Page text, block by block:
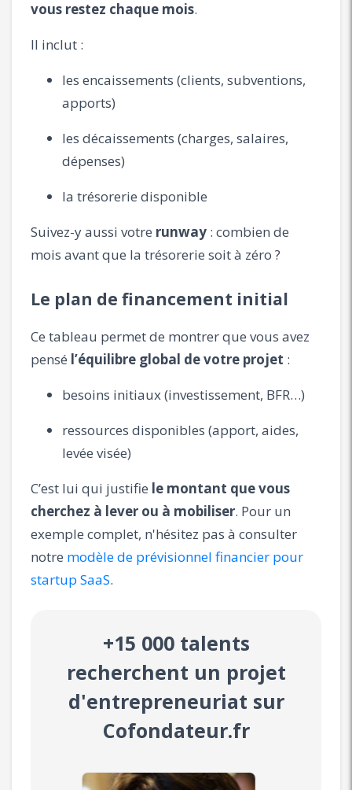
vous restez chaque mois.
Il inclut :
les encaissements (clients, subventions,
apports)
les décaissements (charges, salaires,
dépenses)
la trésorerie disponible
Suivez-y aussi votre runway : combien de
mois avant que la trésorerie soit à zéro ?
Le plan de financement initial
Ce tableau permet de montrer que vous avez
pensé l’équilibre global de votre projet :
besoins initiaux (investissement, BFR…)
ressources disponibles (apport, aides,
levée visée)
C’est lui qui justifie le montant que vous
cherchez à lever ou à mobiliser. Pour un
exemple complet, n'hésitez pas à consulter
notre modèle de prévisionnel financier pour
startup SaaS.
+15 000 talents
recherchent un projet
d'entrepreneuriat sur
Cofondateur.fr